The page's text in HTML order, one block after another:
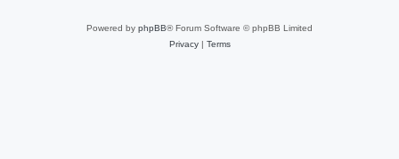
Powered by phpBB® Forum Software © phpBB Limited
Privacy| Terms